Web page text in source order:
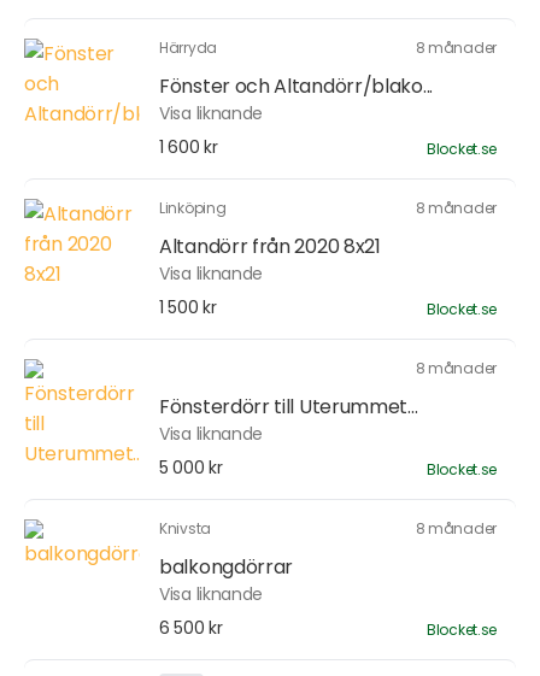
Härryda 8 månader
Fönster och Altandörr/blako...
Visa liknande
1 600 kr
Blocket.se
Linköping 8 månader
Altandörr från 2020 8x21
Visa liknande
1 500 kr
Blocket.se
8 månader
Fönsterdörr till Uterummet...
Visa liknande
5 000 kr
Blocket.se
Knivsta 8 månader
balkongdörrar
Visa liknande
6 500 kr
Blocket.se